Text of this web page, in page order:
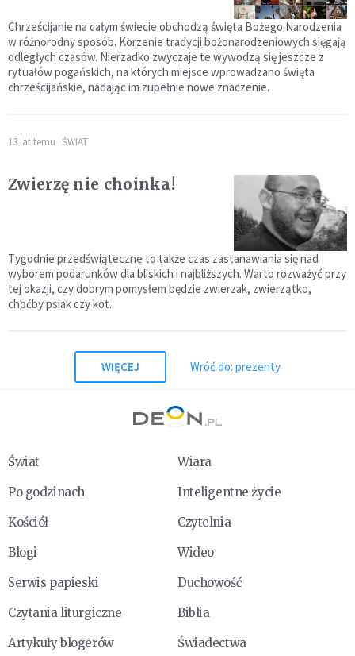
Chrześcijanie na całym świecie obchodzą święta Bożego Narodzenia
w różnorodny sposób. Korzenie tradycji bożonarodzeniowych sięgają
odległych czasów. Nierzadko zwyczaje te wywodzą się jeszcze z
rytuałów pogańskich, na których miejsce wprowadzano święta
chrześcijańskie, nadając im zupełnie nowe znaczenie.
13 lat temu ŚWIAT
Zwierzę nie choinka!
Tygodnie przedświąteczne to także czas zastanawiania się nad
wyborem podarunków dla bliskich i najbliższych. Warto rozważyć przy
tej okazji, czy dobrym pomysłem będzie zwierzak, zwierzątko,
choćby psiak czy kot.
WIĘCEJ Wróć do: prezenty
Świat
Wiara
Po godzinach
Inteligentne życie
Kościół
Czytelnia
Blogi
Wideo
Serwis papieski
Duchowość
Czytania liturgiczne
Biblia
Artykuły blogerów
Świadectwa